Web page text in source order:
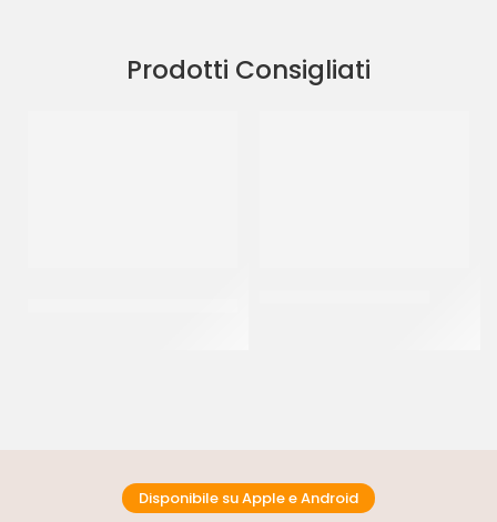
Prodotti Consigliati
Disponibile su Apple e Android